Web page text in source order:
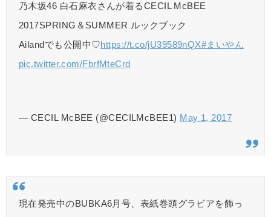
乃木坂46 白石麻衣さんが着るCECIL McBEE
2017SPRING＆SUMMER ルックブック
Ailandでも公開中♡https://t.co/jU39589nQX#まいやん
pic.twitter.com/FbrfMteCrd
— CECIL McBEE (@CECILMcBEE1) May 1, 2017
現在発売中のBUBKA6月号、表紙巻頭グラビアを飾っ